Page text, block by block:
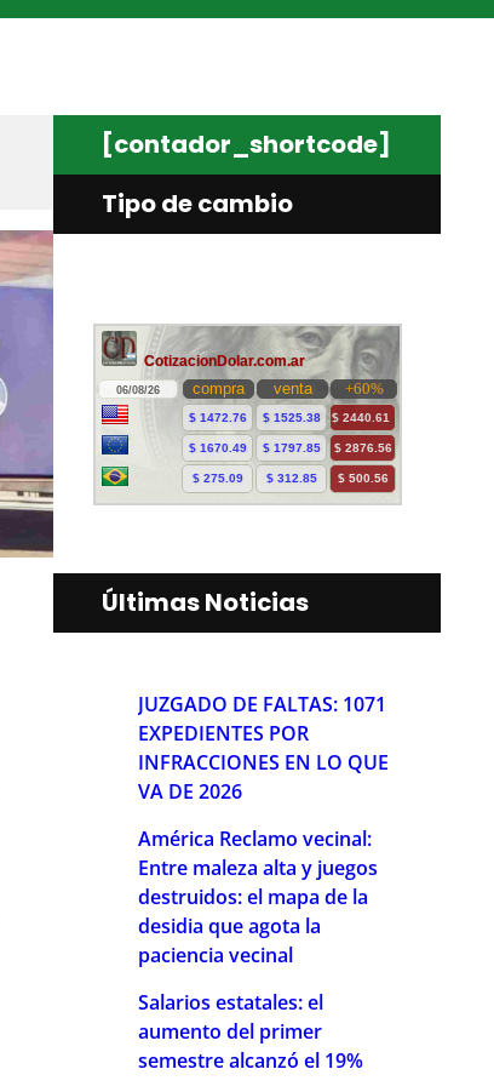
[contador_shortcode]
Tipo de cambio
Últimas Noticias
JUZGADO DE FALTAS: 1071
EXPEDIENTES POR
INFRACCIONES EN LO QUE
VA DE 2026
América Reclamo vecinal:
Entre maleza alta y juegos
destruidos: el mapa de la
desidia que agota la
paciencia vecinal
Salarios estatales: el
aumento del primer
semestre alcanzó el 19%